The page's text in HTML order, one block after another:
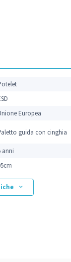
Europea
guida con cinghia
anni